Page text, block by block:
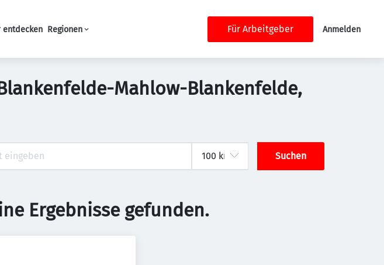
entdecken Regionen Für Arbeitgeber Anmelden
Mahlow-Blankenfelde,
Suchen
Ergebnisse gefunden.